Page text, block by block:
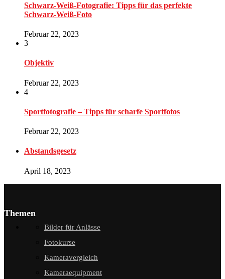
Schwarz-Weiß-Fotografie: Tipps für das perfekte
Schwarz-Weiß-Foto
Februar 22, 2023
3
Objektiv
Februar 22, 2023
4
Sportfotografie – Tipps für scharfe Sportfotos
Februar 22, 2023
Abstandsgesetz
April 18, 2023
Themen
Bilder für Anlässe
Fotokurse
Kameravergleich
Kameraequipment